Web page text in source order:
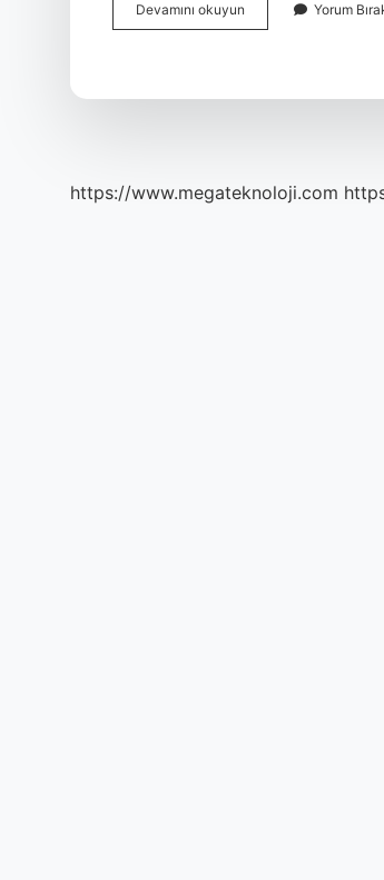
Devamını okuyun
Iyi
Yorum
https://www.megateknoloji.com